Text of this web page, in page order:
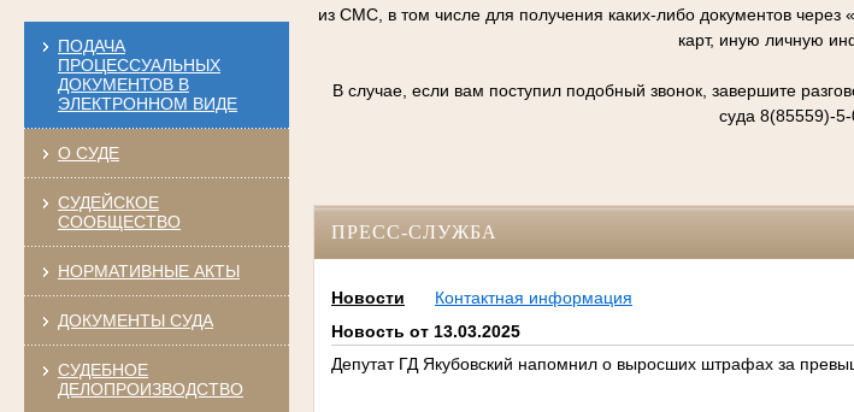
ПОДАЧА
ПРОЦЕССУАЛЬНЫХ
ДОКУМЕНТОВ В
ЭЛЕКТРОННОМ ВИДЕ
О СУДЕ
СУДЕЙСКОЕ
СООБЩЕСТВО
НОРМАТИВНЫЕ АКТЫ
ДОКУМЕНТЫ СУДА
СУДЕБНОЕ
ДЕЛОПРОИЗВОДСТВО
из СМС, в том числе для получения каких-либо документов через
карт, иную личную
В случае, если вам поступил подобный звонок, завершите
суда 8(85559)-5-
ПРЕСС-СЛУЖБА
Новости
Контактная информация
Новость от 13.03.2025
Депутат ГД Якубовский напомнил о выросших штрафах за